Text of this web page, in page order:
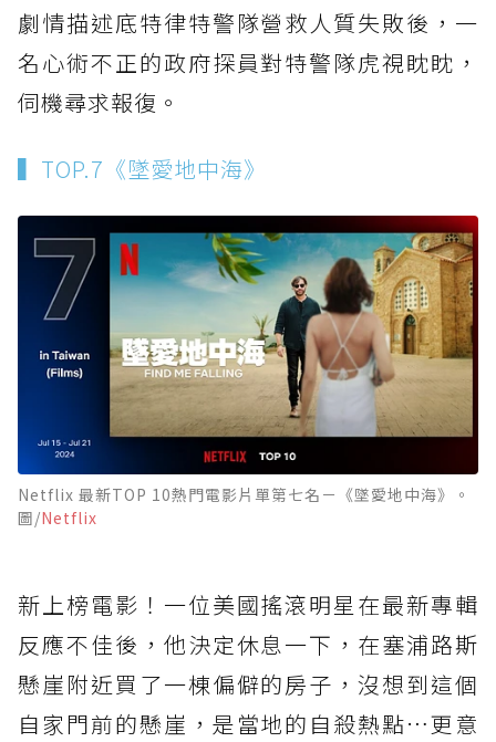
劇情描述底特律特警隊營救人質失敗後，一
名心術不正的政府探員對特警隊虎視眈眈，
伺機尋求報復。
▍TOP.7《墜愛地中海》
Netflix 最新TOP 10熱門電影片單第七名－《墜愛地中海》。
圖/Netflix
新上榜電影！一位美國搖滾明星在最新專輯
反應不佳後，他決定休息一下，在塞浦路斯
懸崖附近買了一棟偏僻的房子，沒想到這個
自家門前的懸崖，是當地的自殺熱點…更意